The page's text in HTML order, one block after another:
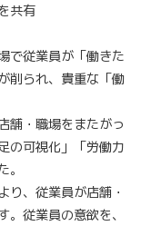
共有
で従業員が「働きた
削られ、貴重な「働
舗・職場をまたがっ
の可視化」「労働力
り、従業員が店舗・
従業員の意欲を、